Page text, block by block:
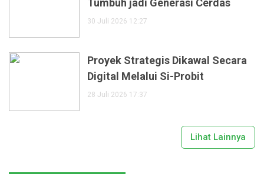
Tumbuh jadi Generasi Cerdas
30 Juli 2026 12:27
Proyek Strategis Dikawal Secara
Digital Melalui Si-Probit
28 Juli 2026 17:37
Lihat Lainnya